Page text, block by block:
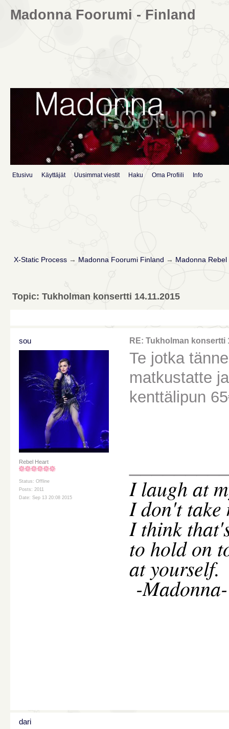
Madonna Foorumi - Finland
Etusivu Käyttäjät Uusimmat viestit Haku Oma Profiili Info
X-Static Process→ Madonna Foorumi Finland → Madonna
Topic: Tukholman konsertti 14.11.2015
sou
Rebel Heart
Status: Offline
Posts: 2011
Date: Sep 13 20:08 2015
RE: Tukholman konsertti
Te jotka
matkustatte
kenttälipun
Ilaugh at
I don't take
I think
to hold on
at yourself.
-Madonna-
dari